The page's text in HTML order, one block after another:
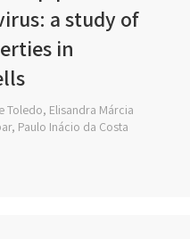
a study of
in
Toledo, Elisandra Márcia
Paulo Inácio da Costa